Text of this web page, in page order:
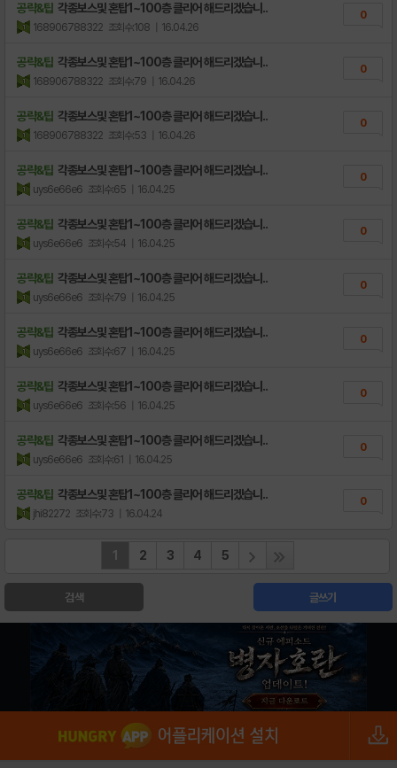
공략&팁 각종보스및 혼탑1~100층 클리어 해드리겠습니..
168906788322 조회수:108 | 16.04.26
0
공략&팁 각종보스및 혼탑1~100층 클리어 해드리겠습니..
168906788322 조회수:79 | 16.04.26
0
공략&팁 각종보스및 혼탑1~100층 클리어 해드리겠습니..
168906788322 조회수:53 | 16.04.26
0
공략&팁 각종보스및 혼탑1~100층 클리어 해드리겠습니..
uys6e66e6 조회수:65 | 16.04.25
0
공략&팁 각종보스및 혼탑1~100층 클리어 해드리겠습니..
uys6e66e6 조회수:54 | 16.04.25
0
공략&팁 각종보스및 혼탑1~100층 클리어 해드리겠습니..
uys6e66e6 조회수:79 | 16.04.25
0
공략&팁 각종보스및 혼탑1~100층 클리어 해드리겠습니..
uys6e66e6 조회수:67 | 16.04.25
0
공략&팁 각종보스및 혼탑1~100층 클리어 해드리겠습니..
uys6e66e6 조회수:56 | 16.04.25
0
공략&팁 각종보스및 혼탑1~100층 클리어 해드리겠습니..
uys6e66e6 조회수:61 | 16.04.25
0
공략&팁 각종보스및 혼탑1~100층 클리어 해드리겠습니..
jhi82272 조회수:73 | 16.04.24
0
1 2 3 4 5
검색 글쓰기